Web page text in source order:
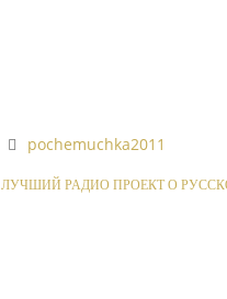
pochemuchka2011
ЛУЧШИЙ РАДИО ПРОЕКТ О